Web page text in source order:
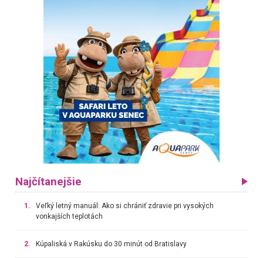
Najčítanejšie
1.
Veľký letný manuál: Ako si chrániť zdravie pri vysokých
vonkajších teplotách
2. Kúpaliská v Rakúsku do 30 minút od Bratislavy